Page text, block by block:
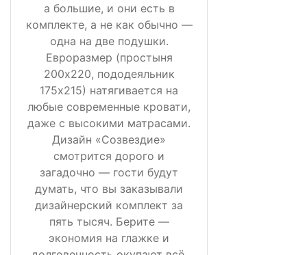
а большие, и они есть в
комплекте, а не как обычно —
одна на две подушки.
Евроразмер (простыня
200х220, пододеяльник
175х215) натягивается на
любые современные кровати,
даже с высокими матрасами.
Дизайн «Созвездие»
смотрится дорого и
загадочно — гости будут
думать, что вы заказывали
дизайнерский комплект за
пять тысяч. Берите —
экономия на глажке и